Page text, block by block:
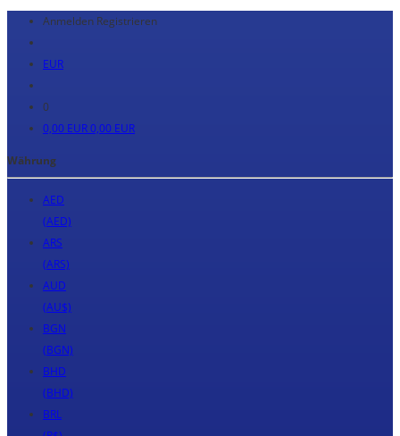
Anmelden Registrieren
EUR
0
0,00 EUR0,00 EUR
Währung
AED
(AED)
ARS
(ARS)
AUD
(AU$)
BGN
(BGN)
BHD
(BHD)
BRL